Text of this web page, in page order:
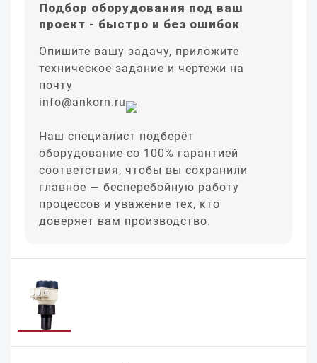
Подбор оборудования под ваш
проект - быстро и без ошибок
Опишите вашу задачу, приложите
техническое задание и чертежи на
почту
info@ankorn.ru
Наш специалист подберёт
оборудование со 100% гарантией
соответствия, чтобы вы сохранили
главное — бесперебойную работу
процессов и уважение тех, кто
доверяет вам производство.